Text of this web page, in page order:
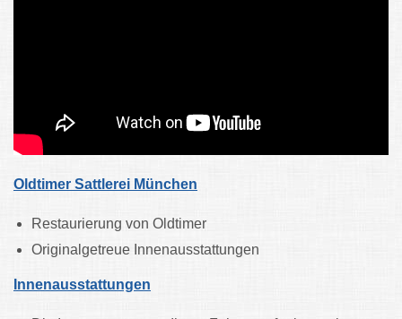
Oldtimer Sattlerei München
Restaurierung von Oldtimer
Originalgetreue Innenausstattungen
Innenausstattungen